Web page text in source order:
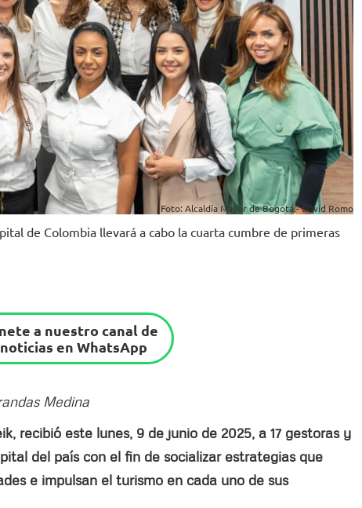
Foto: Alcaldía Mayor de Bogotá - David Romo
de Colombia llevará a cabo la cuarta cumbre de primeras
a nuestro canal de
noticias en WhatsApp
Medina
recibió este lunes, 9 de junio de 2025, a 17 gestoras y
del país con el fin de socializar estrategias que
e impulsan el turismo en cada uno de sus